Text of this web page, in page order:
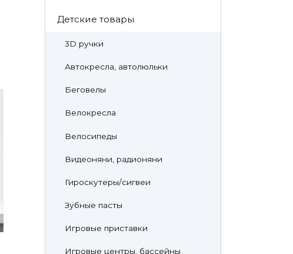
Детские товары
3D ручки
Автокресла, автолюльки
Беговелы
Велокресла
Велосипеды
Видеоняни, радионяни
Гироскутеры/сигвеи
Зубные пасты
Игровые приставки
Игровые центры, бассейны